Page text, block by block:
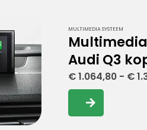
MULTIMEDIA SYSTEEM
Audi Q3
€1.064,80 - €
Dit
product